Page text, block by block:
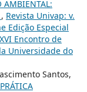
AMBIENTAL:
, Revista Univap: v.
Edição Especial
Encontro de
Universidade do
Santos,